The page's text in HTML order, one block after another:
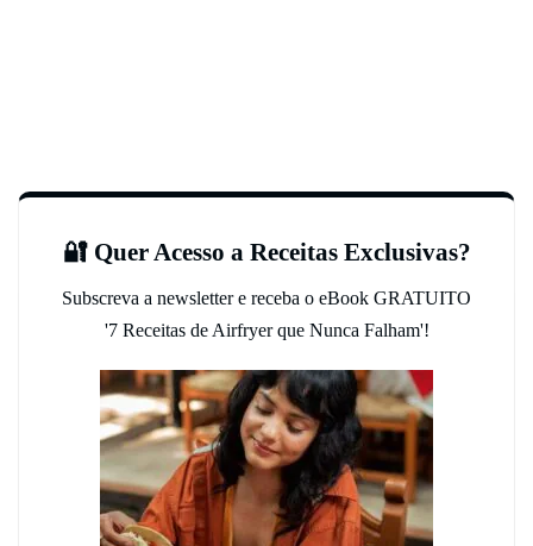
🔐 Quer Acesso a Receitas Exclusivas?
Subscreva a newsletter e receba o eBook GRATUITO
'7 Receitas de Airfryer que Nunca Falham'!